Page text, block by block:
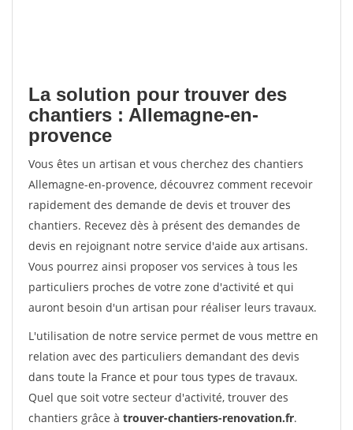
La solution pour trouver des
chantiers : Allemagne-en-
provence
Vous êtes un artisan et vous cherchez des chantiers
Allemagne-en-provence, découvrez comment recevoir
rapidement des demande de devis et trouver des
chantiers. Recevez dès à présent des demandes de
devis en rejoignant notre service d'aide aux artisans.
Vous pourrez ainsi proposer vos services à tous les
particuliers proches de votre zone d'activité et qui
auront besoin d'un artisan pour réaliser leurs travaux.
L'utilisation de notre service permet de vous mettre en
relation avec des particuliers demandant des devis
dans toute la France et pour tous types de travaux.
Quel que soit votre secteur d'activité, trouver des
chantiers grâce à trouver-chantiers-renovation.fr.